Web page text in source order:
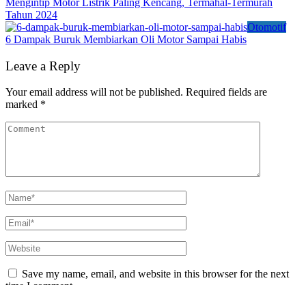
Tahun 2024
Otomotif
6 Dampak Buruk Membiarkan Oli Motor Sampai Habis
Leave a Reply
Your email address will not be published. Required fields are
marked *
Save my name, email, and website in this browser for the next